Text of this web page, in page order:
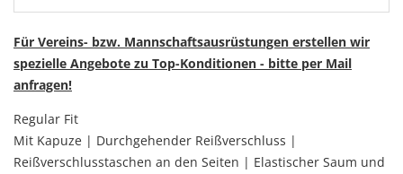
Für Vereins- bzw. Mannschaftsausrüstungen erstellen wir
spezielle Angebote zu Top-Konditionen - bitte per Mail
anfragen!
Regular Fit
Mit Kapuze | Durchgehender Reißverschluss |
Reißverschlusstaschen an den Seiten | Elastischer Saum und